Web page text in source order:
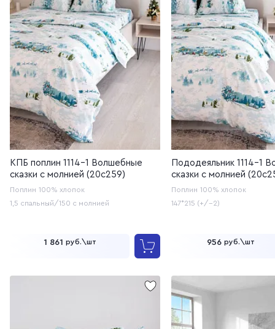
КПБ поплин 1114-1 Волшебные
сказки с молнией (20с259)
Поплин 100% хлопок
1,5 спальный/150 с молнией
1 861 руб.\шт
Пододеяльник 1114-1
сказки с молнией
Поплин 100% хлопок
147*215 (+/-2)
956 руб.\шт